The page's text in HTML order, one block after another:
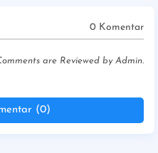
0 Komentar
are Reviewed by Admin.
(0)